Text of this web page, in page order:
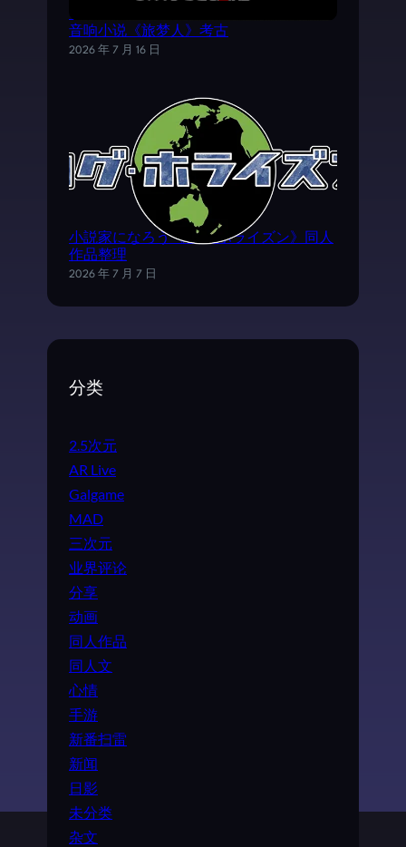
音响小说《旅梦人》考古
2026 年 7 月 16 日
小説家になろう《ログ·ホライズン》同人
作品整理
2026 年 7 月 7 日
分类
2.5次元
AR Live
Galgame
MAD
三次元
业界评论
分享
动画
同人作品
同人文
心情
手游
新番扫雷
新闻
日影
未分类
杂文